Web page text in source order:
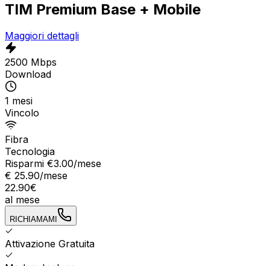
TIM Premium Base + Mobile
Maggiori dettagli
2500 Mbps
Download
1 mesi
Vincolo
Fibra
Tecnologia
Risparmi €3.00/mese
€ 25.90/mese
22.90€
al mese
RICHIAMAMI
Attivazione Gratuita